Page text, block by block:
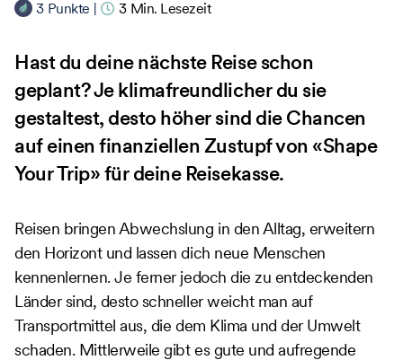
3 Punkte | 3 Min. Lesezeit
Hast du deine nächste Reise schon
geplant? Je klimafreundlicher du sie
gestaltest, desto höher sind die Chancen
auf einen finanziellen Zustupf von «Shape
Your Trip» für deine Reisekasse.
Reisen bringen Abwechslung in den Alltag, erweitern
den Horizont und lassen dich neue Menschen
kennenlernen. Je ferner jedoch die zu entdeckenden
Länder sind, desto schneller weicht man auf
Transportmittel aus, die dem Klima und der Umwelt
schaden. Mittlerweile gibt es gute und aufregende